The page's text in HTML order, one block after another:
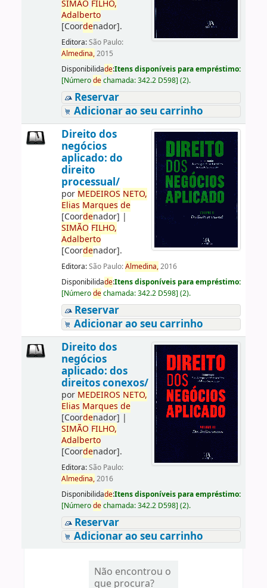
SIMÃO FILHO,
Adalberto
[Coordenador].
Editora:São Paulo:
Almedina,2015
Disponibilidade:Itens disponíveis para empréstimo:
[Númerodechamada:342.2 D598] (2).
Reservar
Adicionar ao seu carrinho
Direito dos
negócios
aplicado: do
direito
processual/
por MEDEIROS NETO,
Elias Marques de
[Coordenador] |
SIMÃO FILHO,
Adalberto
[Coordenador].
Editora:São Paulo:Almedina,2016
Disponibilidade:Itens disponíveis para empréstimo:
[Númerodechamada:342.2 D598] (2).
Reservar
Adicionar ao seu carrinho
Direito dos
negócios
aplicado: dos
direitos conexos/
por MEDEIROS NETO,
Elias Marques de
[Coordenador] |
SIMÃO FILHO,
Adalberto
[Coordenador].
Editora:São Paulo:
Almedina,2016
Disponibilidade:Itens disponíveis para empréstimo:
[Númerodechamada:342.2 D598] (2).
Reservar
Adicionar ao seu carrinho
Não encontrou o
que procura?